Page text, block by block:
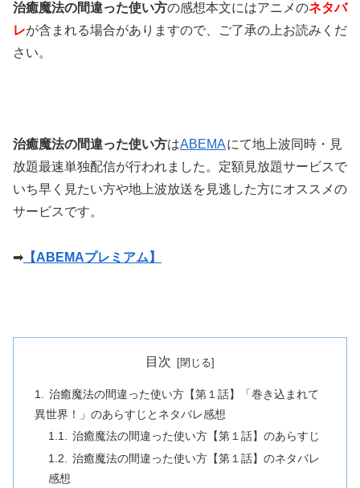
治癒魔法の間違った使い方の感想本文にはアニメのネタバ
レが含まれる場合がありますので、ご了承の上お読みくだ
さい。
治癒魔法の間違った使い方はABEMAにて地上波同時・見
放題最速単独配信が行われました。定額見放題サービスで
いち早く見たい方や地上波放送を見逃した方にオススメの
サービスです。
➡ 【ABEMAプレミアム】
目次
治癒魔法の間違った使い方【第１話】「巻き込まれて
異世界！」のあらすじとネタバレ感想
治癒魔法の間違った使い方【第１話】のあらすじ
治癒魔法の間違った使い方【第１話】のネタバレ
感想